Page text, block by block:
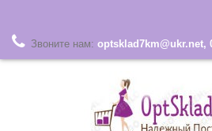
Звоните нам: optsklad7km@ukr.net,